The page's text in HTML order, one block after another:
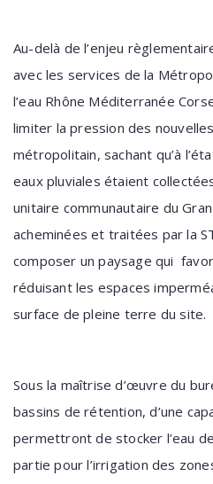
Au-delà de l’enjeu
avec les services de la
l’eau Rhône Méditerranée
limiter la pression des
métropolitain, sachant qu’à
eaux pluviales étaient
unitaire communautaire du
acheminées et traitées par la
composer un paysage qui
réduisant les espaces
surface de pleine terre du site.
Sous la maîtrise d’œuvre du
bassins de rétention, d’une
permettront de stocker l’eau
partie pour l’irrigation des